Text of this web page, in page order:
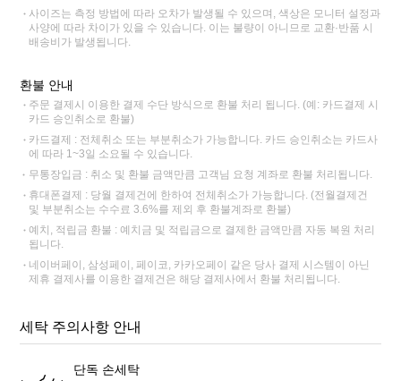
사이즈는 측정 방법에 따라 오차가 발생될 수 있으며, 색상은 모니터 설정과
사양에 따라 차이가 있을 수 있습니다. 이는 불량이 아니므로 교환·반품 시
배송비가 발생됩니다.
환불 안내
주문 결제시 이용한 결제 수단 방식으로 환불 처리 됩니다. (예: 카드결제 시
카드 승인취소로 환불)
카드결제 : 전체취소 또는 부분취소가 가능합니다. 카드 승인취소는 카드사
에 따라 1~3일 소요될 수 있습니다.
무통장입금 : 취소 및 환불 금액만큼 고객님 요청 계좌로 환불 처리됩니다.
휴대폰결제 : 당월 결제건에 한하여 전체취소가 가능합니다. (전월결제건
및 부분취소는 수수료 3.6%를 제외 후 환불계좌로 환불)
예치, 적립금 환불 : 예치금 및 적립금으로 결제한 금액만큼 자동 복원 처리
됩니다.
네이버페이, 삼성페이, 페이코, 카카오페이 같은 당사 결제 시스템이 아닌
제휴 결제사를 이용한 결제건은 해당 결제사에서 환불 처리됩니다.
세탁 주의사항 안내
단독 손세탁